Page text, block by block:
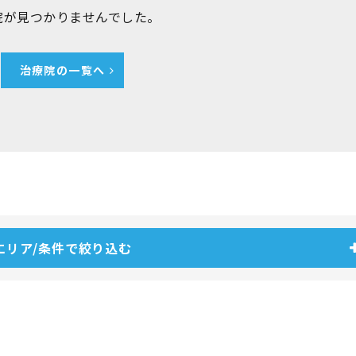
見つかりませんでした。
治療院の一覧へ
リア/条件で絞り込む